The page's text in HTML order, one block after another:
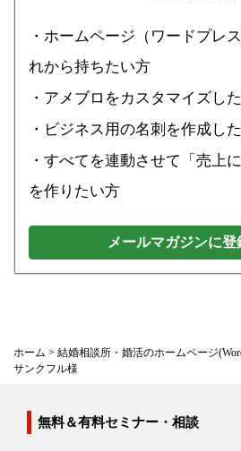
・ホームページ（ワードプレ
れから持ちたい方
・アメブロをカスタマイズし
・ビジネス用の名刺を作成し
・すべてを連動させて「売上
を作りたい方
メールマガジンに登
ホーム > 結婚相談所・婚活のホームページ
サンクフル様
無料＆有料セミナー・相談